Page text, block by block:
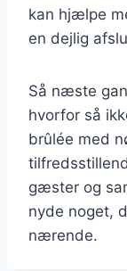
kan hjælpe
en dejlig
Så næste
hvorfor så
brûlée med
gæster og
nyde noget,
nærende.